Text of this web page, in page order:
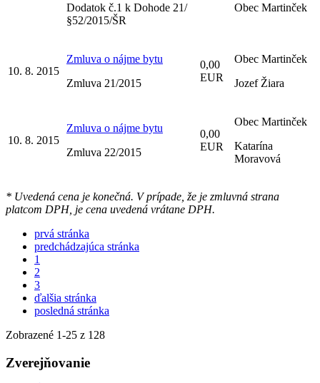
Dodatok č.1 k Dohode 21/
§52/2015/ŠR
Obec Martinček
10. 8. 2015
Zmluva o nájme bytu
Zmluva 21/2015
0,00
EUR
Obec Martinček
Jozef Žiara
10. 8. 2015
Zmluva o nájme bytu
Zmluva 22/2015
0,00
EUR
Obec Martinček
Katarína
Moravová
* Uvedená cena je konečná. V prípade, že je zmluvná strana
platcom DPH, je cena uvedená vrátane DPH.
prvá stránka
predchádzajúca stránka
1
2
3
ďalšia stránka
posledná stránka
Zobrazené 1-25 z 128
Zverejňovanie